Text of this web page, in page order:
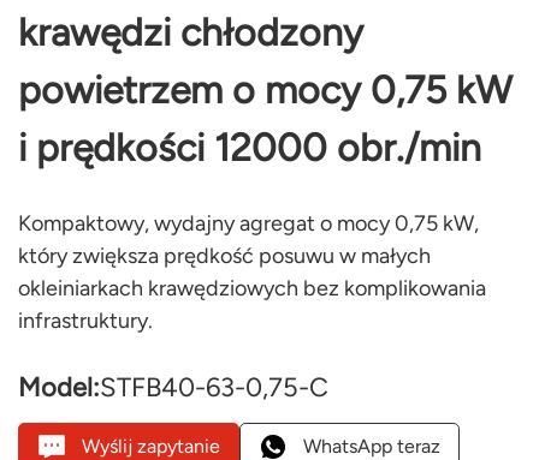
krawędzi chłodzony
powietrzem o mocy 0,75 kW
i prędkości 12000 obr./min
Kompaktowy, wydajny agregat o mocy 0,75 kW,
który zwiększa prędkość posuwu w małych
okleiniarkach krawędziowych bez komplikowania
infrastruktury.
Model:STFB40-63-0,75-C
Wyślij zapytanie WhatsApp teraz